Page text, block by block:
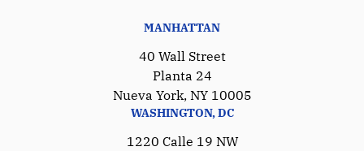
MANHATTAN
40 Wall Street
Planta 24
Nueva York, NY 10005
WASHINGTON, DC
1220 Calle 19 NW